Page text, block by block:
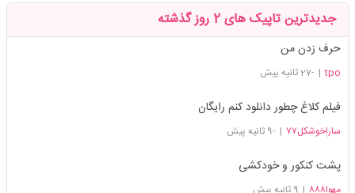
جدیدترین تاپیک های 2 روز گذشته
حرف زدن من
tpo
| -27 ثانیه پیش
فیلم کلاغ چطور دانلود کنم رایگان
ساراخوشکل۷۷ | -9 ثانیه پیش
پشت کنکور و خودکشی
مهوا۸۸۸ | 9 ثانیه پیش